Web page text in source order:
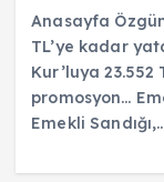
Anasayfa
TL’ye kadar
Kur’luya
promosyon…
Emekli